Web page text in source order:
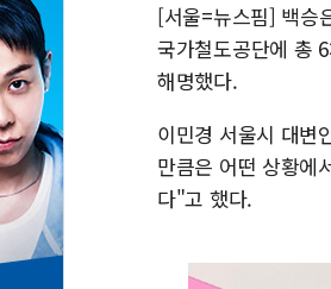
[서울=뉴스핌] 백승
국가철도공단에 총
해명했다.
이민경 서울시 대변
만큼은 어떤 상황에
다"고 했다.